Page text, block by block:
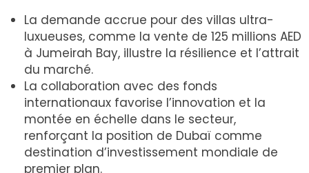
La demande accrue pour des villas ultra-
luxueuses, comme la vente de 125 millions AED
à Jumeirah Bay, illustre la résilience et l’attrait
du marché.
La collaboration avec des fonds
internationaux favorise l’innovation et la
montée en échelle dans le secteur,
renforçant la position de Dubaï comme
destination d’investissement mondiale de
premier plan.